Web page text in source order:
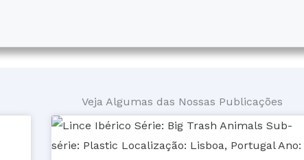
Veja Algumas das Nossas Publicações